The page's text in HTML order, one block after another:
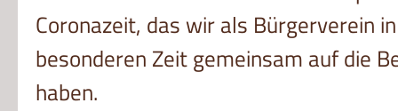
Coronazeit, das wir als Bürgerverein
besonderen Zeit gemeinsam auf die
haben.